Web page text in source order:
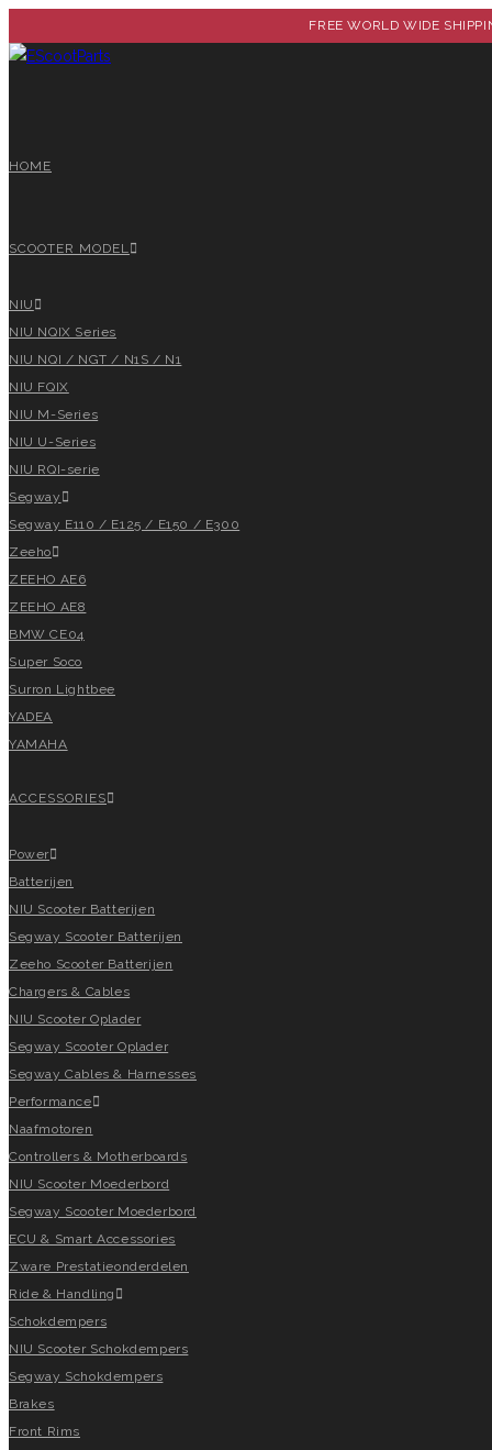
naar
FREE WORLD WIDE
HOME
SCOOTER MODEL
NIU
NIU NQIX Series
NIU NQI / NGT / N1S / N1
NIU FQIX
NIU M-Series
NIU U-Series
NIU RQI-serie
Segway
Segway E110 / E125 / E150 / E300
Zeeho
ZEEHO AE6
ZEEHO AE8
BMW CE04
Super Soco
Surron Lightbee
YADEA
YAMAHA
ACCESSORIES
Power
Batterijen
NIU Scooter Batterijen
Segway Scooter Batterijen
Zeeho Scooter Batterijen
Chargers & Cables
NIU Scooter Oplader
Segway Scooter Oplader
Segway Cables & Harnesses
Performance
Naafmotoren
Controllers & Motherboards
NIU Scooter Moederbord
Segway Scooter Moederbord
ECU & Smart Accessories
Zware Prestatieonderdelen
Ride & Handling
Schokdempers
NIU Scooter Schokdempers
Segway Schokdempers
Brakes
Front Rims